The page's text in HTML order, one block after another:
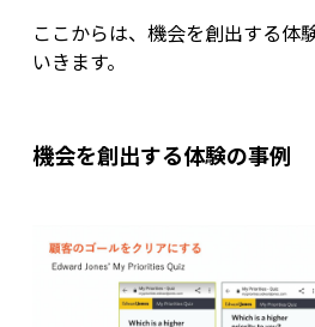
ここからは、機会を創出する体
いきます。
機会を創出する体験の事例